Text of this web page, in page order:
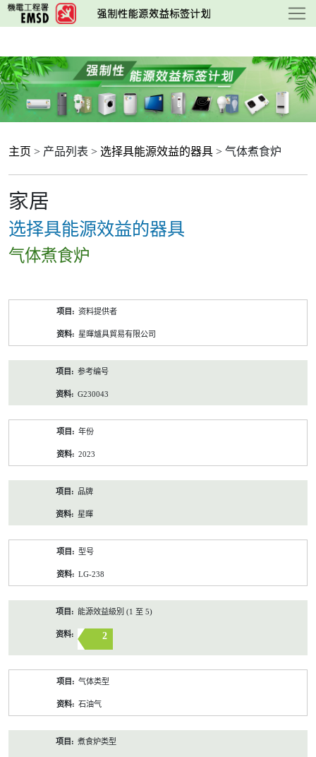
跳
至
要
内
容
主页 > 产品列表 > 选择具能源效益的器具 > 气体煮食炉
家居
选择具能源效益的器具
气体煮食炉
资料提供者
星暉爐具貿易有限公司
参考编号
G230043
年份
2023
品牌
星暉
型号
LG-238
能源效益級別 (1 至 5)
2
气体类型
石油气
煮食炉类型